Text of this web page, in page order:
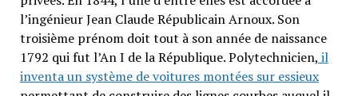
l’ingénieur Jean Claude Républicain Arnoux. Son
troisième prénom doit tout à son année de naissance
1792 qui fut l’An I de la République. Polytechnicien, il
inventa un système de voitures montées sur essieux